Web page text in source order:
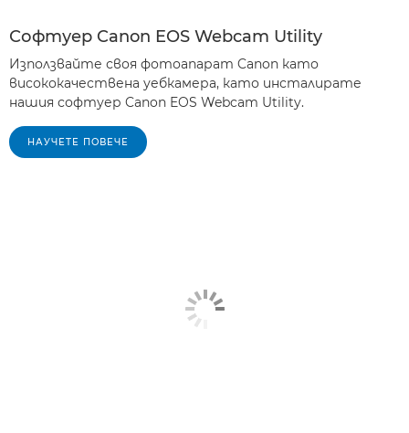
Софтуер Canon EOS Webcam Utility
Използвайте своя фотоапарат Canon като
висококачествена уебкамера, като инсталирате
нашия софтуер Canon EOS Webcam Utility.
НАУЧЕТЕ ПОВЕЧЕ